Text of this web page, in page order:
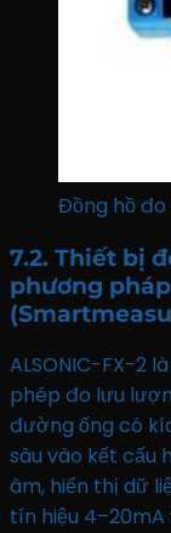
Đồng hồ
7.2. Thiết bị
phương pháp
ALSONIC-FX-2
phép đo lưu
đường ống có
sâu vào kết cấu
âm, hiển thị dữ
tín hiệu 4–20mA